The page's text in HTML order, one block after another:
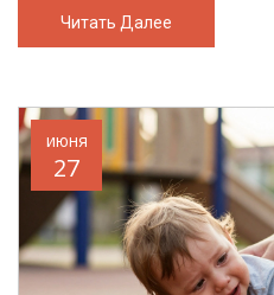
Читать Далее
июня
27